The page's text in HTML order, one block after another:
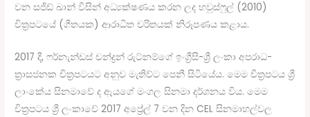
වන සජිඩ් ඛාන් විසින් අධ්‍යක්ෂණය කරන ලද හවුස්ෆුල් (2010)
චිත්‍රපටයේ (ගීතයක) ආරාධිත චරිතයක් නිරූපණය කළාය.
2017 දී, ෆර්නැන්ඩස් චන්ද්‍රන් රුට්නම්ගේ ඉංග්‍රීසි-ශ්‍රී ලංකා අපරාධ-
ත්‍රාසජනක චිත්‍රපටයට අනුව මැතිව්ට පෙනී සිටියේය. මෙම චිත්‍රපටය ශ්‍රී
ලාංකේය සිනමාවේ ද ඇයගේ මංගල සිනමා දර්ශනය විය. මෙම
චිත්‍රපටය ශ්‍රී ලංකාවේ 2017 අප්‍රේල් 7 වන දින CEL සිනමාහල්වල